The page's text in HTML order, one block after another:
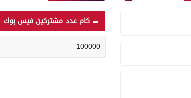
كام عدد مشتركين فيس بوك
100000